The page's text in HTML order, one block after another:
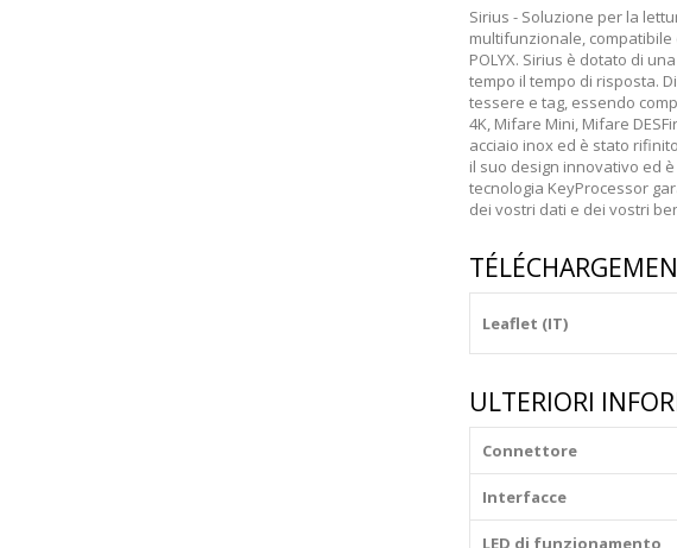
Sirius - Soluzione per la
multifunzionale,
POLYX. Sirius è dotato di
tempo il tempo di risposta.
tessere e tag, essendo
4K, Mifare Mini, Mifare
acciaio inox ed è stato
il suo design innovativo ed
tecnologia KeyProcessor
dei vostri dati e dei vostri
Leaflet (IT)
ULTERIORI
Connettore
Interfacce
LED di funzionamento